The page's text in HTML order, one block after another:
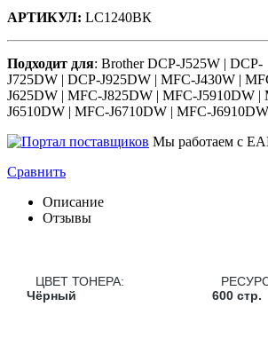
АРТИКУЛ: LC1240ВК
Подходит для: Brother DCP-J525W | DCP-
J725DW | DCP-J925DW | MFC-J430W |
J625DW | MFC-J825DW | MFC-J5910DW |
J6510DW | MFC-J6710DW | MFC-J6910DW
Мы работаем с
Сравнить
Описание
Отзывы
ЦВЕТ ТОНЕРА:
Чёрный
600 стр.